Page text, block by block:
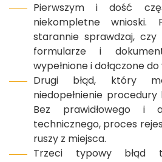
Pierwszym i dość
niekompletne wnioski.
starannie sprawdzaj, czy
formularze i
wypełnione i dołączone do
Drugi błąd, który
niedopełnienie
Bez prawidłowego i
technicznego, proces
ruszy z miejsca.
Trzeci typowy błąd